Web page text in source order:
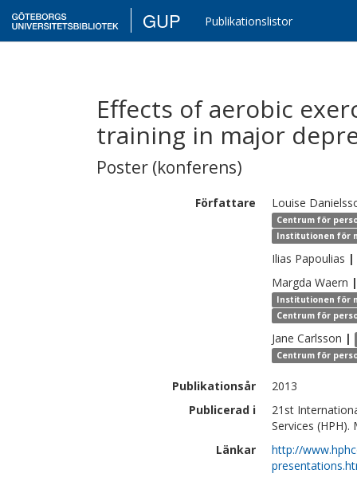
GUP Publikationslistor
Effects of aerobic
training in major
Poster (konferens)
Författare Louise
Centrum för
Institutionen för
Ilias Papoulias |
Margda Waern |
Institutionen för
Centrum för
Jane Carlsson |
Centrum för
Publikationsår
2013
Publicerad i
21st
Services
Länkar
http://